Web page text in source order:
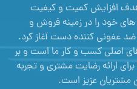
افزایش کمیت و کیفیت
خود را در زمینه فروش و
عفونی کننده دست آغاز کرد.
اصلی کسب و کار ما است و بر
ارائه رضایت مشتری و تجربه
عزیز است.